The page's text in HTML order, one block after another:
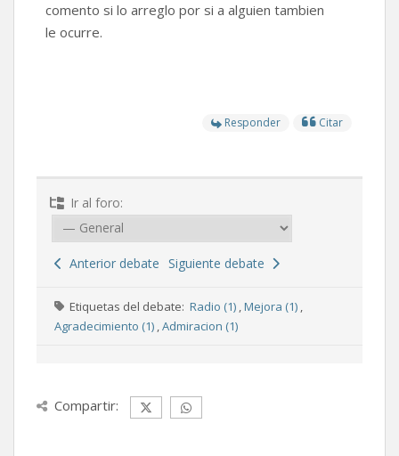
comento si lo arreglo por si a alguien tambien
le ocurre.
Responder Citar
Ir al foro:
Anterior debate Siguiente debate
Etiquetas del debate: Radio (1) ,Mejora (1) ,
Agradecimiento (1) ,Admiracion (1)
Compartir: